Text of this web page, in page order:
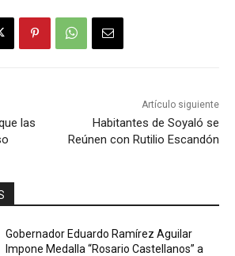
las
Artículo siguiente
Habitantes de Soyaló se
Reúnen con Rutilio Escandón
Gobernador Eduardo Ramírez Aguilar
Impone Medalla “Rosario Castellanos” a